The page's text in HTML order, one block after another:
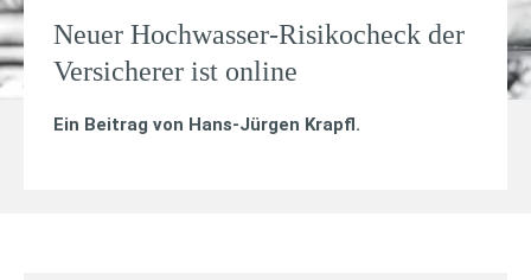
Neuer Hochwasser-Risikocheck der
Versicherer ist online
Ein Beitrag von Hans-Jürgen Krapfl.